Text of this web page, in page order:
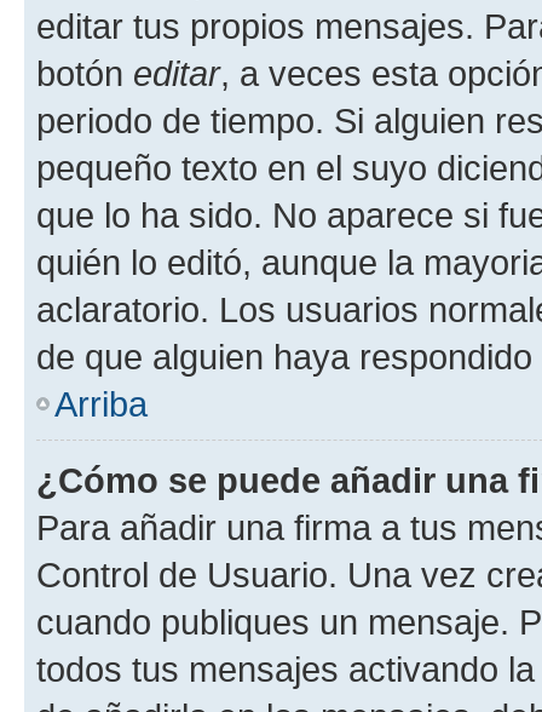
editar tus propios mensajes.
botón editar, a veces esta
periodo de tiempo. Si alguien
pequeño texto en el suyo
que lo ha sido. No aparece si
quién lo editó, aunque la
aclaratorio. Los usuarios
de que alguien haya
Arriba
¿Cómo se puede añadir una
Para añadir una firma a tus
Control de Usuario. Una vez
cuando publiques un mensaje.
todos tus mensajes activando